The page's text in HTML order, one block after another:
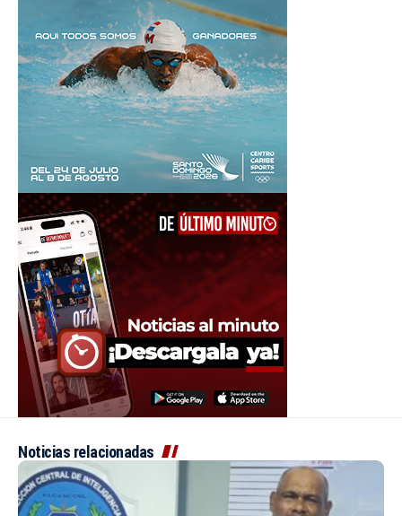
Noticias relacionadas